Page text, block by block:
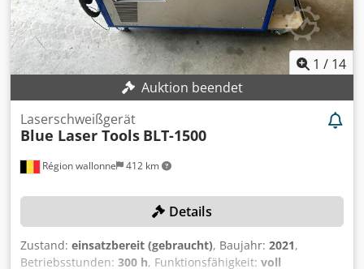
Abmessungen, KontrollerW × D × H, mm 608 × 808 × 1335
Gewicht 250 kg Lss-5M-3500-3F 400-460V AC 3P/PE 50/60Hz
32A/120k Typ: Laserschweißzange LSS-5M-3500-3F
Zustand: gebraucht / used Lieferumfang: (Siehe Bild)
(Änderungen und Irrtümer in den technischen Daten,
Angaben sind vorbehalten!) Weitere Fragen können wir
gerne am Telefon für Sie beantworten.
1 / 14
Auktion beendet
Région wallonne 412 km
Laserschweißgerät
Blue Laser Tools BLT-1500
Details
Zustand: einsatzbereit (gebraucht), Baujahr: 2021,
Betriebsstunden: 300 h, Funktionsfähigkeit: voll